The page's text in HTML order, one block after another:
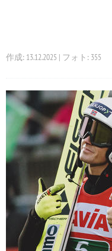
作成: 13.12.2025 | フォト: 355